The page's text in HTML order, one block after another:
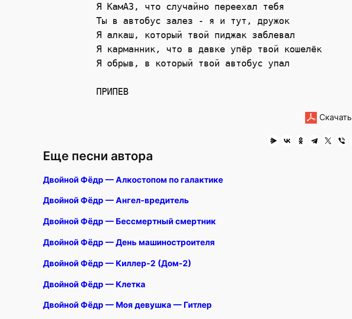
Я КамАЗ, что случайно переехал тебя
Ты в автобус залез - я и тут, дружок
Я алкаш, который твой пиджак заблевал
Я карманник, что в давке упёр твой кошелёк
Я обрыв, в который твой автобус упал
Скачать
Еще песни автора
Двойной Фёдр — Алкостопом по галактике
Двойной Фёдр — Ангел-вредитель
Двойной Фёдр — Бессмертный смертник
Двойной Фёдр — День машиностроителя
Двойной Фёдр — Киллер-2 (Дом-2)
Двойной Фёдр — Клетка
Двойной Фёдр — Моя девушка — Гитлер